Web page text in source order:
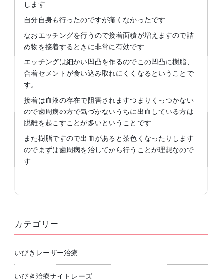
します
自分自身も行ったのですが痛くなかったです
なおエッチングを行うので接着面積が増えますので詰
め物を接着するときに非常に有効です
エッチングは細かい凹凸を作るのでこの凹凸に樹脂、
合着セメントが食い込み取れにくくなるということで
す。
接着は血液の存在で阻害されますつまりくっつかない
ので歯周病の方で気づかないうちに出血している方は
脱離を起こすことが多いということです
また樹脂ですので出血があると茶色くなったりします
のでまずは歯周病を治してから行うことが理想なので
す
カテゴリー
いびきレーザー治療
いびき治療ナイトレーズ